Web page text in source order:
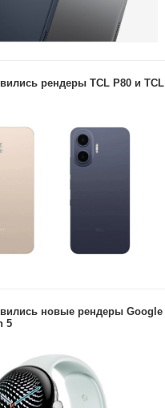
рендеры TCL P80 и TCL
новые рендеры Google
5